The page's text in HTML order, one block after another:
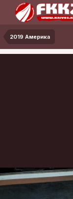
2019 Америка